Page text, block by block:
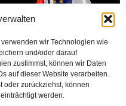
wir Technologien wie
und/oder darauf
zustimmst, können wir Daten
auf dieser Website verarbeiten.
oder zurückziehst, können
werden.
Impressum
– 2026